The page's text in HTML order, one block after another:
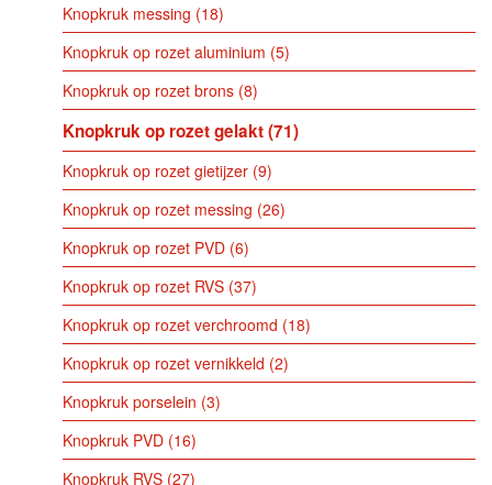
Knopkruk messing 18
Knopkruk op rozet aluminium 5
Knopkruk op rozet brons 8
Knopkruk op rozet gelakt 71
Knopkruk op rozet gietijzer 9
Knopkruk op rozet messing 26
Knopkruk op rozet PVD 6
Knopkruk op rozet RVS 37
Knopkruk op rozet verchroomd 18
Knopkruk op rozet vernikkeld 2
Knopkruk porselein 3
Knopkruk PVD 16
Knopkruk RVS 27